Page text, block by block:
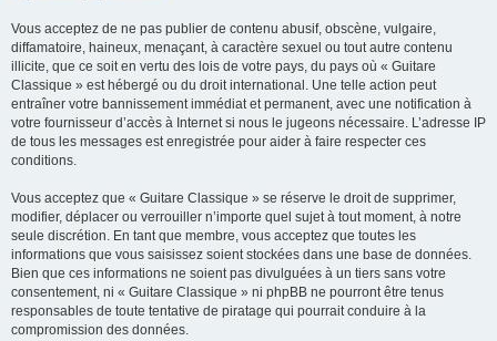
Vous acceptez de ne pas publier de contenu abusif, obscène, vulgaire,
diffamatoire, haineux, menaçant, à caractère sexuel ou tout autre contenu
illicite, que ce soit en vertu des lois de votre pays, du pays où « Guitare
Classique » est hébergé ou du droit international. Une telle action peut
entraîner votre bannissement immédiat et permanent, avec une notification à
votre fournisseur d’accès à Internet si nous le jugeons nécessaire. L’adresse IP
de tous les messages est enregistrée pour aider à faire respecter ces
conditions.
Vous acceptez que « Guitare Classique » se réserve le droit de supprimer,
modifier, déplacer ou verrouiller n’importe quel sujet à tout moment, à notre
seule discrétion. En tant que membre, vous acceptez que toutes les
informations que vous saisissez soient stockées dans une base de données.
Bien que ces informations ne soient pas divulguées à un tiers sans votre
consentement, ni « Guitare Classique » ni phpBB ne pourront être tenus
responsables de toute tentative de piratage qui pourrait conduire à la
compromission des données.